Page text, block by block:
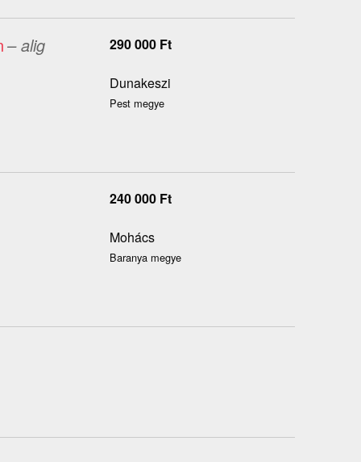
– alig 290 000 Ft
Dunakeszi
Pest megye
240 000 Ft
Mohács
Baranya megye